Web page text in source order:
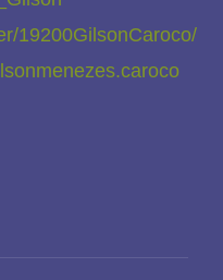
19200GilsonCaroco/